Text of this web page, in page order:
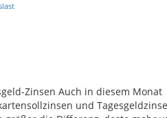
Zinsen Auch in diesem Monat
und